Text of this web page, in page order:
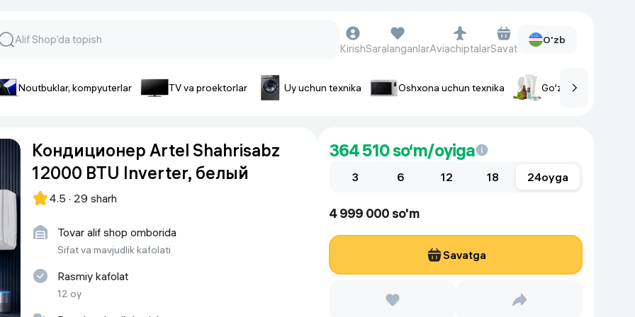
va gadjetlar
Smartfonlar uchun g’ilof
iPhone uchun g’ilof
Tegishli tovarlar
Aqlli-soatlar
Qo'l soatlari
Fitnes-brasletlar
Foto apparatlari va Video-
KirishSaralanganlarAviachiptalarSavat
O'zb
Noutbuklar, kompyuterlar TV va proektorlar Uy uchun texnika Oshxona uchun texnika Go‘zallik va parvarish
Кондиционер Artel Shahrisabz
12000 BTU Inverter, белый
4.5 · 29 sharh
Tovar alif shop omborida
Sifat va mavjudlik kafolati
Rasmiy kafolat
12 oy
364 510so‘m/oyiga
3 6 12 18 24oyga
4 999 000 so'm
Savatga